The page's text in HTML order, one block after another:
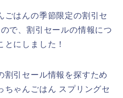
ごはんの季節限定の割引セ
で、割引セールの情報につ
にしました！
割引セール情報を探すため
ちゃんごはん スプリングセ